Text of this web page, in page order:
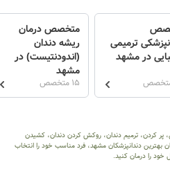
ترمیمی
در مشهد
متخصص درمان
ریشه دندان
(اندودنتیست) در
مشهد
15 متخصص
کردن، ترمیم دندان، روکش کردن دندان، کشیدن
بهترین دندانپزشکان مشهد، فرد مناسب خود را انتخاب
را درمان کنید.